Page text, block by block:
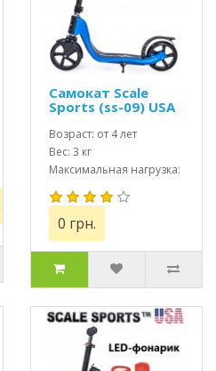
Самокат Scale
Sports (ss-09) USA
фонарик
Возраст: от 4 лет
Вес: 3 кг
Максимальная нагрузка:
до 80 кг
0 грн.